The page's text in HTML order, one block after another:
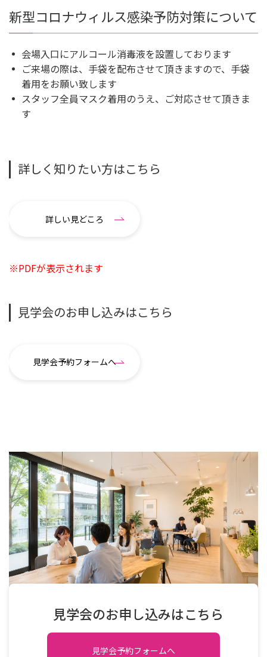
新型コロナウィルス感染予防対策について
会場入口にアルコール消毒液を設置しております
ご来場の際は、手袋を配布させて頂きますので、手袋
着用をお願い致します
スタッフ全員マスク着用のうえ、ご対応させて頂きま
す
詳しく知りたい方はこちら
詳しい見どころ
※PDFが表示されます
見学会のお申し込みはこちら
見学会予約フォームへ
見学会のお申し込みはこちら
見学会予約フォームへ